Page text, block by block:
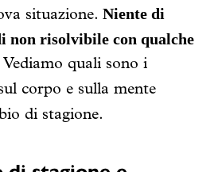
situazione. Niente di
non risolvibile con qualche
Vediamo quali sono i
corpo e sulla mente
di stagione.